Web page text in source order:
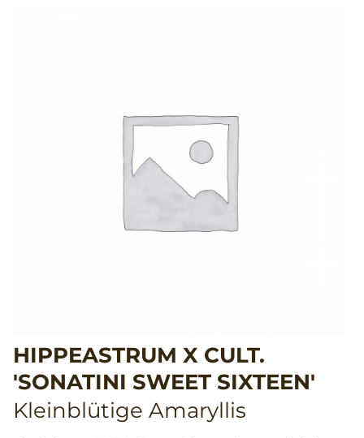
HIPPEASTRUM X CULT.
'SONATINI SWEET SIXTEEN'
Kleinblütige Amaryllis